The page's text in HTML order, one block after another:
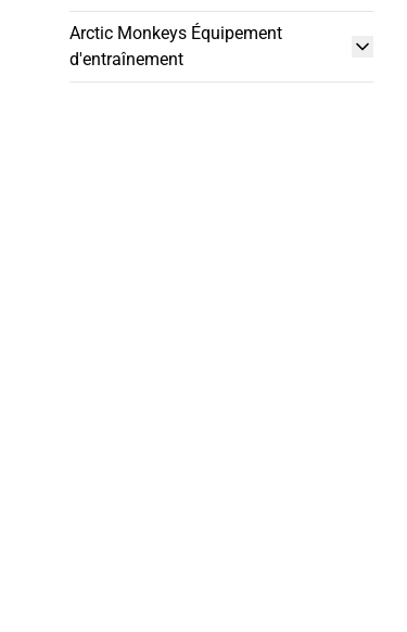
Arctic Monkeys Équipement
d'entraînement